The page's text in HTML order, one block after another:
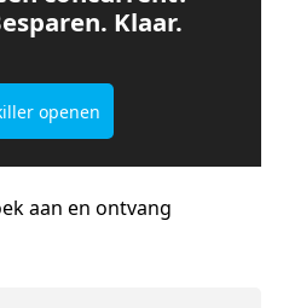
Klaar.
openen
aan en ontvang